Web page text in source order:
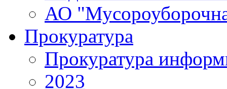
АО
Прокуратура
Прокуратура
2023